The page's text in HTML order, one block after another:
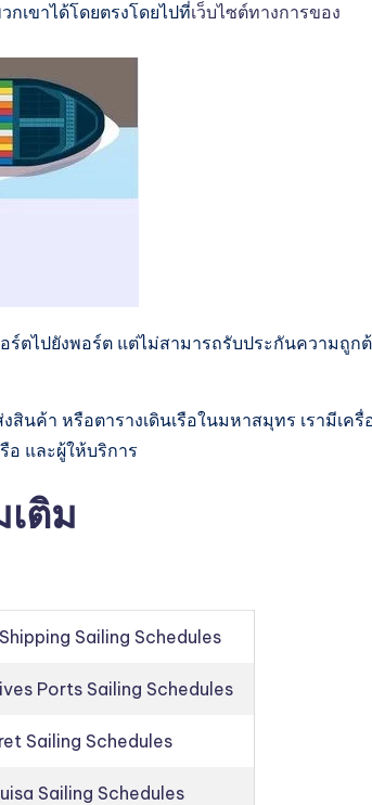
เขาได้โดยตรงโดยไปที่เว็บไซต์ทางการของ
ร์ตไปยังพอร์ต แต่ไม่สามารถรับประกันความถูก
สินค้า หรือตารางเดินเรือในมหาสมุทร เรามีเครื่
อ และผู้ให้บริการ
ติม
Sailing Schedules
Ports Sailing Schedules
Sailing Schedules
Sailing Schedules